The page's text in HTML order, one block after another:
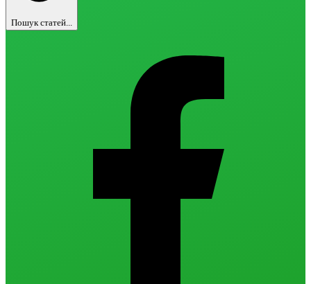
Пошук статей...